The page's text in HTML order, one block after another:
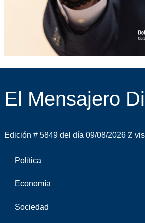
El Mensajero
Edición # 5849 del día 09/08/2026
Política
Economía
Sociedad